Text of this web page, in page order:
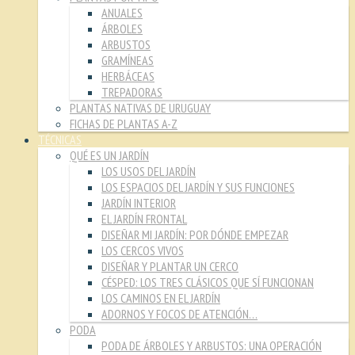
ANUALES
ÁRBOLES
ARBUSTOS
GRAMÍNEAS
HERBÁCEAS
TREPADORAS
PLANTAS NATIVAS DE URUGUAY
FICHAS DE PLANTAS A-Z
TÉCNICAS
QUÉ ES UN JARDÍN
LOS USOS DEL JARDÍN
LOS ESPACIOS DEL JARDÍN Y SUS FUNCIONES
JARDÍN INTERIOR
EL JARDÍN FRONTAL
DISEÑAR MI JARDÍN: POR DÓNDE EMPEZAR
LOS CERCOS VIVOS
DISEÑAR Y PLANTAR UN CERCO
CÉSPED: LOS TRES CLÁSICOS QUE SÍ FUNCIONAN
LOS CAMINOS EN EL JARDÍN
ADORNOS Y FOCOS DE ATENCIÓN…
PODA
PODA DE ÁRBOLES Y ARBUSTOS: UNA OPERACIÓN